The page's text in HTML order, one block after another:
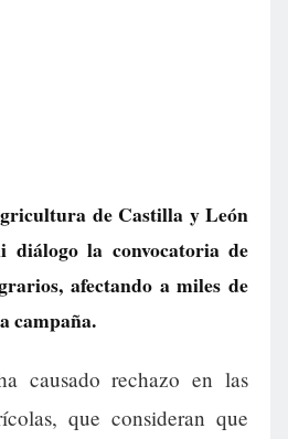
de Castilla y León
diálogo la convocatoria de
afectando a miles de
campaña.
causado rechazo en las
que consideran que